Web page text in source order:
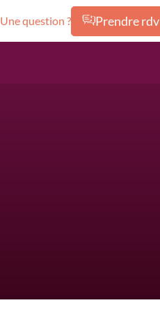
Une question ? Prendre rdv